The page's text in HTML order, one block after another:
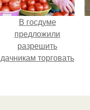
В госдуме
предложили
разрешить
дачникам торговать
в людных местах.